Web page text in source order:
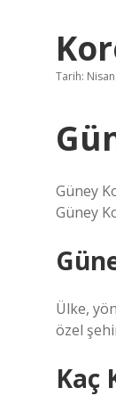
Tarih:
Güney
Güney
Ülke,
özel
Kaç